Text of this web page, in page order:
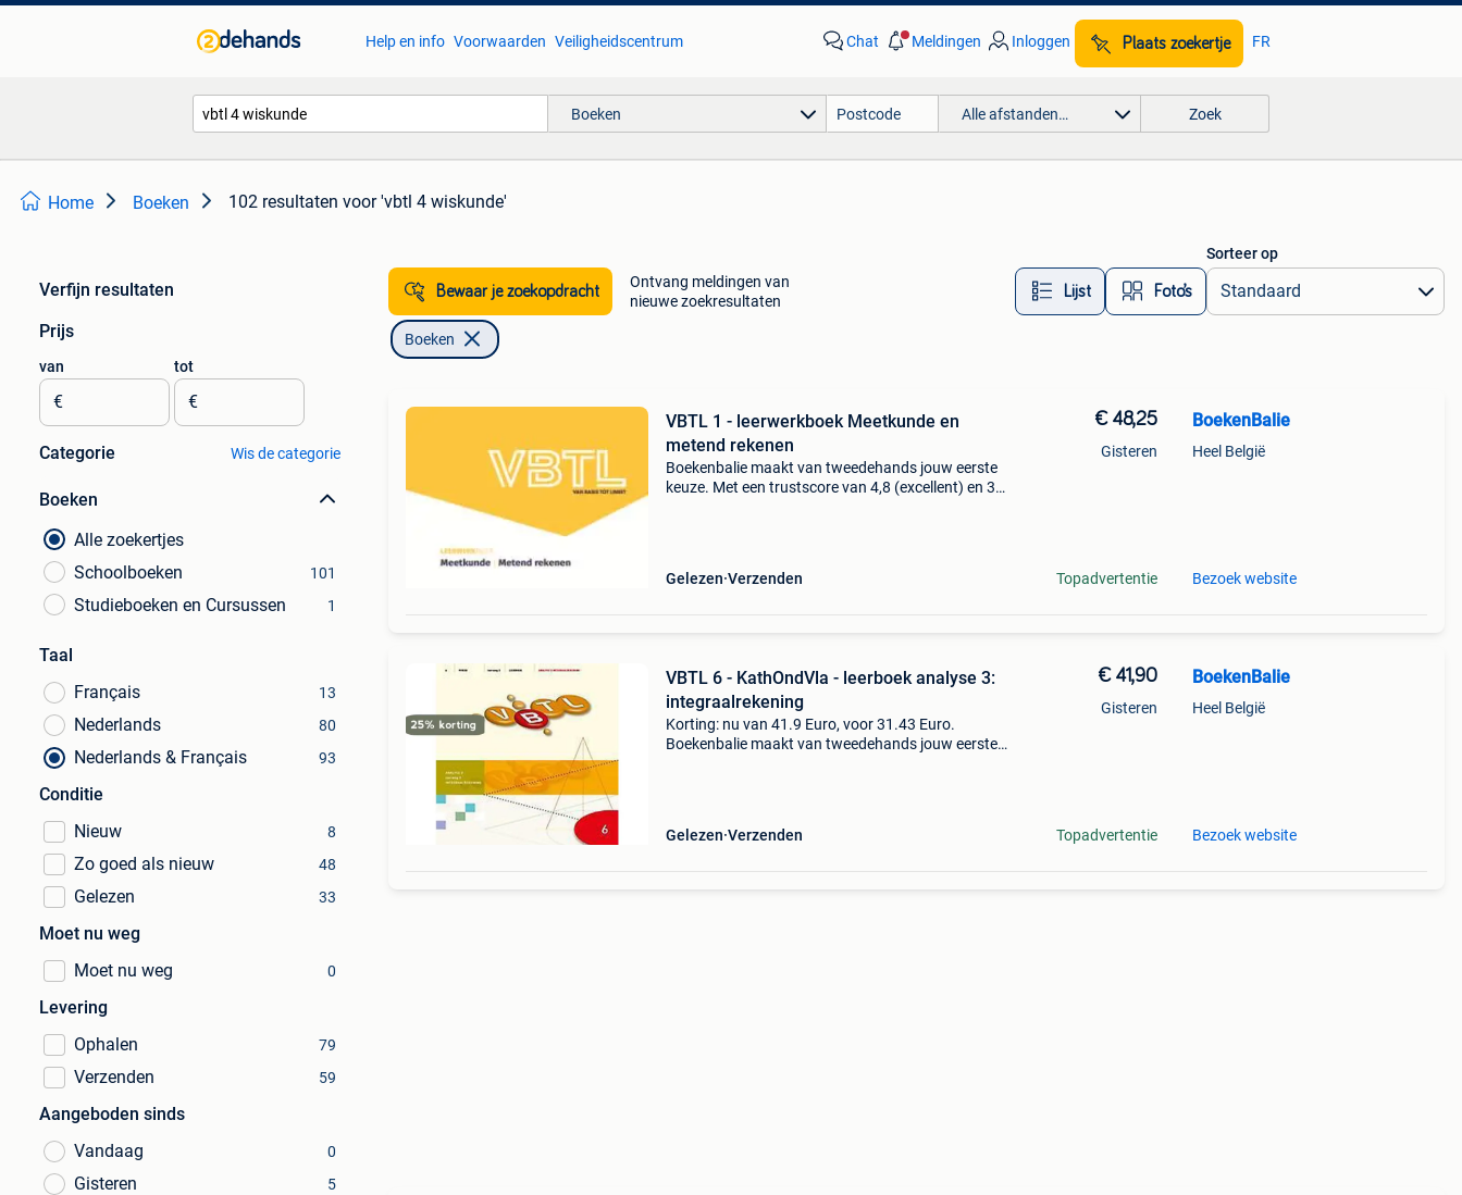
Help en info Voorwaarden Veiligheidscentrum Chat Meldingen Inloggen Plaats zoekertje FR
Boeken Alle afstanden… Zoek
Home Boeken 102 resultaten voor 'vbtl 4 wiskunde'
Verfijn resultaten
Prijs
van
€
tot
€
Categorie Wis de categorie
Boeken
Alle zoekertjes
Schoolboeken
101
Studieboeken en Cursussen 1
Taal
Français
13
Nederlands 80
Nederlands & Français 93
Conditie
Nieuw
8
Zo goed als nieuw 48
Gelezen 33
Moet nu weg
Moet nu weg
0
Levering
Ophalen
79
Verzenden 59
Aangeboden sinds
Vandaag
0
Gisteren 5
Bewaar je zoekopdracht
Ontvang meldingen van
nieuwe zoekresultaten
Lijst Foto’s
Sorteer op
Boeken
VBTL 1 - leerwerkboek Meetkunde en
metend rekenen
Boekenbalie maakt van tweedehands jouw eerste
keuze. Met een trustscore van 4,8 (excellent) en 30
Gelezen Verzenden
€ 48,25
Gisteren
Topadvertentie
BoekenBalie
Heel België
Bezoek website
VBTL 6 - KathOndVla - leerboek analyse 3:
integraalrekening
Korting: nu van 41.9 Euro, voor 31.43 Euro.
Boekenbalie maakt van tweedehands jouw eerste
Gelezen Verzenden
€ 41,90
Gisteren
Topadvertentie
BoekenBalie
Heel België
Bezoek website